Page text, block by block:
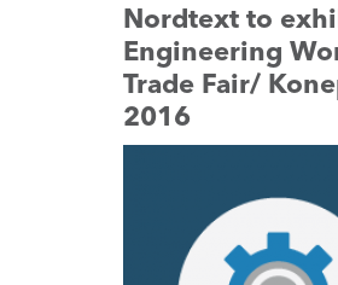
Nordtext to
Engineering
Trade Fair/
2016